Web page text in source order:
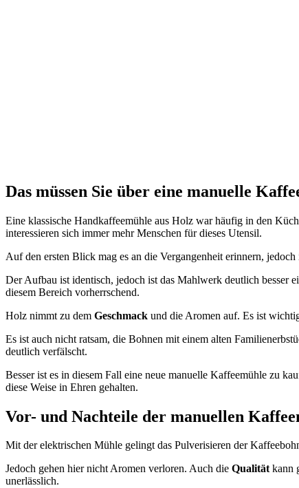
Das müssen Sie über eine manuelle
Eine klassische Handkaffeemühle aus Holz war häufig in den
interessieren sich immer mehr Menschen für dieses Utensil.
Auf den ersten Blick mag es an die Vergangenheit erinnern, jedoch
Der Aufbau ist identisch, jedoch ist das Mahlwerk deutlich besser
diesem Bereich vorherrschend.
Holz nimmt zu dem Geschmack und die Aromen auf. Es ist
Es ist auch nicht ratsam, die Bohnen mit einem alten
deutlich verfälscht.
Besser ist es in diesem Fall eine neue manuelle Kaffeemühle zu
diese Weise in Ehren gehalten.
Vor- und Nachteile der manuellen
Mit der elektrischen Mühle gelingt das Pulverisieren der
Jedoch gehen hier nicht Aromen verloren. Auch die Qualitätkann
unerlässlich.